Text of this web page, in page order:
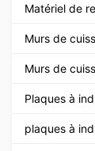
Matériel de
Murs de
Murs de
Plaques à
plaques à